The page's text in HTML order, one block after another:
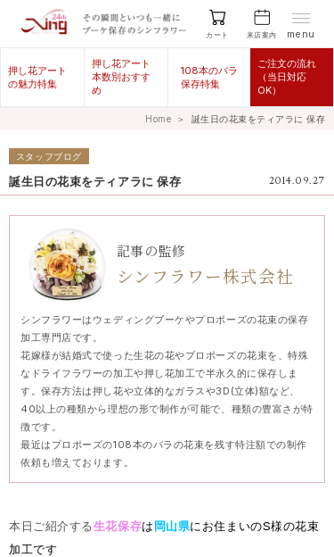
カート 来店案内 menu
押し花アート
の魅力特集
押し花アート
本数別おすす
め
108本のバラ
保存特集
ご注文の流れ
（当日対応
OK）
Home ＞ 誕生日の花束をティアラに 保存
スタッフブログ
2014.09.27
誕生日の花束をティアラに 保存
記事の監修
シンフラワー株式会社
シンフラワーはウェディングブーケやプロポーズの花束の保存
加工専門店です。
花嫁様が結婚式で使った生花の花やプロポーズの花束を、特殊
なドライフラワーの加工や押し花加工で半永久的に保存しま
す。保存方法は押し花や立体的なガラスや3D(立体)額など、
40以上の種類から理想の形で制作が可能で、種類の豊富さが特
徴です。
最近はプロポーズの108本のバラの花束を残す特注額での制作
依頼も増えております。
本日ご紹介する生花保存は岡山県にお住まいのS様の花束
加工です